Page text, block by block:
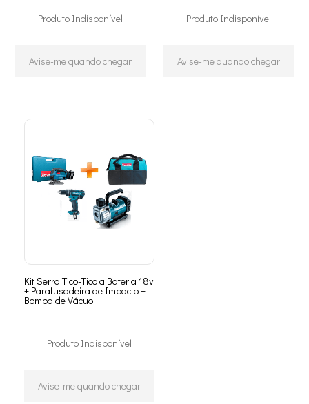
Produto Indisponível
Avise-me quando chegar
Produto Indisponível
Avise-me quando chegar
Kit Serra Tico-Tico a Bateria 18v
+ Parafusadeira de Impacto +
Bomba de Vácuo
Produto Indisponível
Avise-me quando chegar